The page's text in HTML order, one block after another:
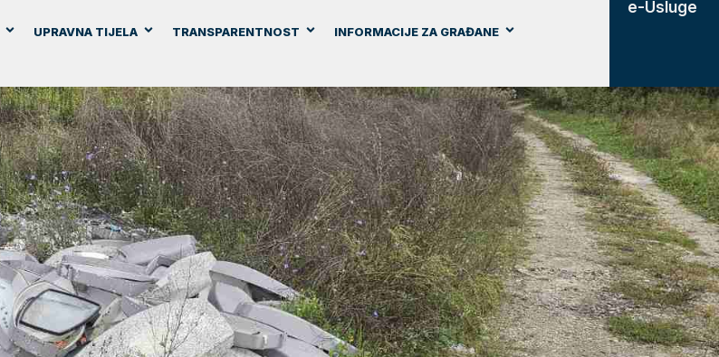
UPRAVNA TIJELA TRANSPARENTNOST
INFORMACIJE ZA GRAĐANE
e-Usluge